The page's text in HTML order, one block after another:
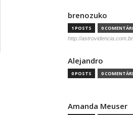
brenozuko
1 POSTS 0
http://
Alejandro
0 POSTS 0
Amanda Meuser